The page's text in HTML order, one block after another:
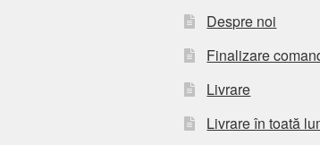
Despre noi
Finalizare
Livrare
Livrare în toată